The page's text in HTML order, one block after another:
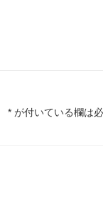
* が付いている欄は